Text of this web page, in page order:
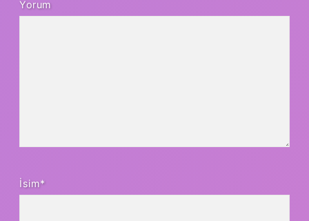
Yorum
İsim*